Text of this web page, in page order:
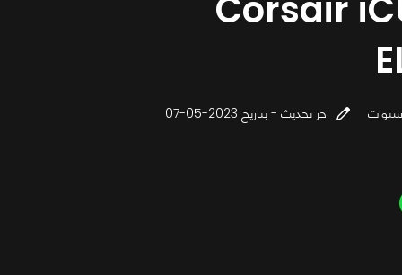
اخر تحديث - بتاريخ 2023-05-07